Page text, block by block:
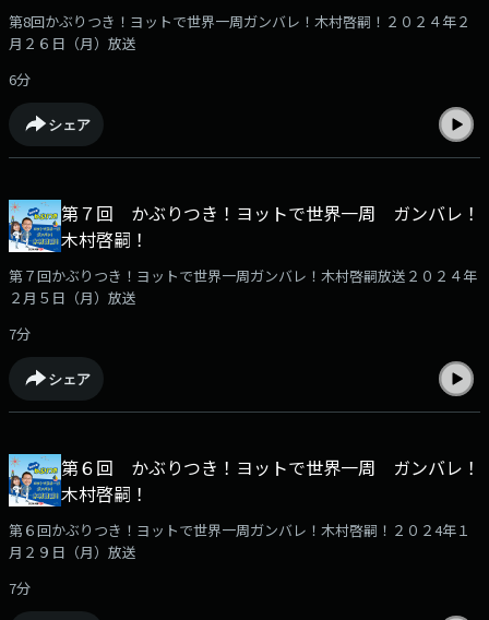
第8回かぶりつき！ヨットで世界一周ガンバレ！木村啓嗣！２０２４年２
月２６日（月）放送
6分
シェア
第７回 かぶりつき！ヨットで世界一周 ガンバレ！
木村啓嗣！
第７回かぶりつき！ヨットで世界一周ガンバレ！木村啓嗣放送２０２４年
２月５日（月）放送
7分
シェア
第６回 かぶりつき！ヨットで世界一周 ガンバレ！
木村啓嗣！
第６回かぶりつき！ヨットで世界一周ガンバレ！木村啓嗣！２０２4年１
月２９日（月）放送
7分